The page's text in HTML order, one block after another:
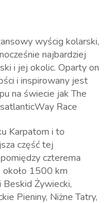
wyścig kolarski,
najbardziej
i jej okolic. Oparty on
i inspirowany jest
na świecie jak The
Race
Karpatom i to
część tej
czterema
około 1500 km
Beskid Żywiecki,
Pieniny, Niżne Tatry,